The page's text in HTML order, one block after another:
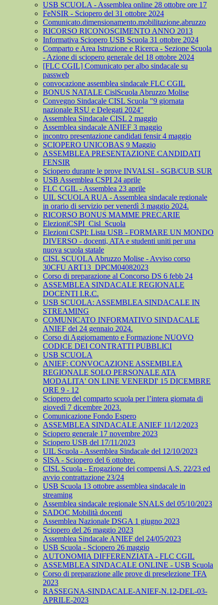
USB SCUOLA - Assemblea online 28 ottobre ore 17
FeNSIR - Sciopero del 31 ottobre 2024
Comunicato.dimensionamento.mobilitazione.abruzzo
RICORSO RICONOSCIMENTO ANNO 2013
Informativa Sciopero USB Scuola 31 ottobre 2024
Comparto e Area Istruzione e Ricerca - Sezione Scuola
- Azione di sciopero generale del 18 ottobre 2024
[FLC CGIL] Comunicato per albo sindacale su
passweb
convocazione assemblea sindacale FLC CGIL
BONUS NATALE CislScuola Abruzzo Molise
Convegno Sindacale CISL Scuola "9 giornata
nazionale RSU e Delegati 2024"
Assemblea Sindacale CISL 2 maggio
Assemblea sindacale ANIEF 3 maggio
incontro presentazione candidati fensir 4 maggio
SCIOPERO UNICOBAS 9 Maggio
ASSEMBLEA PRESENTAZIONE CANDIDATI
FENSIR
Sciopero durante le prove INVALSI - SGB/CUB SUR
USB Assemblea CSPI 24 aprile
FLC CGIL - Assemblea 23 aprile
UIL SCUOLA RUA - Assemblea sindacale regionale
in orario di servizio per venerdì 3 maggio 2024.
RICORSO BONUS MAMME PRECARIE
ElezioniCSPI_Cisl_Scuola
Elezioni CSPI: Lista USB - FORMARE UN MONDO
DIVERSO - docenti, ATA e studenti uniti per una
nuova scuola statale
CISL SCUOLA Abruzzo Molise - Avviso corso
30CFU ART13_DPCM04082023
Corso di preparazione al Concorso DS 6 febb 24
ASSEMBLEA SINDACALE REGIONALE
DOCENTI I.R.C.
USB SCUOLA: ASSEMBLEA SINDACALE IN
STREAMING
COMUNICATO INFORMATIVO SINDACALE
ANIEF del 24 gennaio 2024.
Corso di Aggiornamento e Formazione NUOVO
CODICE DEI CONTRATTI PUBBLICI
USB SCUOLA
ANIEF: CONVOCAZIONE ASSEMBLEA
REGIONALE SOLO PERSONALE ATA
MODALITA' ON LINE VENERDI' 15 DICEMBRE
ORE 9 - 12
Sciopero del comparto scuola per l’intera giornata di
giovedì 7 dicembre 2023.
Comunicazione Fondo Espero
ASSEMBLEA SINDACALE ANIEF 11/12/2023
Sciopero generale 17 novembre 2023
Sciopero USB del 17/11/2023
UIL Scuola - Assemblea Sindacale del 12/10/2023
SISA - Sciopero del 6 ottobre.
CISL Scuola - Erogazione dei compensi A.S. 22/23 ed
avvio contrattazione 23/24
USB Scuola 13 ottobre assemblea sindacale in
streaming
Assemblea sindacale regionale SNALS del 05/10/2023
SADOC Mobilità docenti
Assemblea Nazionale DSGA 1 giugno 2023
Sciopero del 26 maggio 2023
Assemblea Sindacale ANIEF del 24/05/2023
USB Scuola - Sciopero 26 maggio
AUTONOMIA DIFFERENZIATA - FLC CGIL
ASSEMBLEA SINDACALE ONLINE - USB Scuola
Corso di preparazione alle prove di preselezione TFA
2023
RASSEGNA-SINDACALE-ANIEF-N.12-DEL-03-
APRILE-2023